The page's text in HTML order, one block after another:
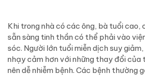
Khi trong nhà có các ông, bà tuổi cao,
sẵn sàng tinh thần có thể phải vào
sóc. Người lớn tuổi miễn dịch suy giảm,
nhạy cảm hơn với những thay đổi
nên dễ nhiễm bệnh. Các bệnh thường